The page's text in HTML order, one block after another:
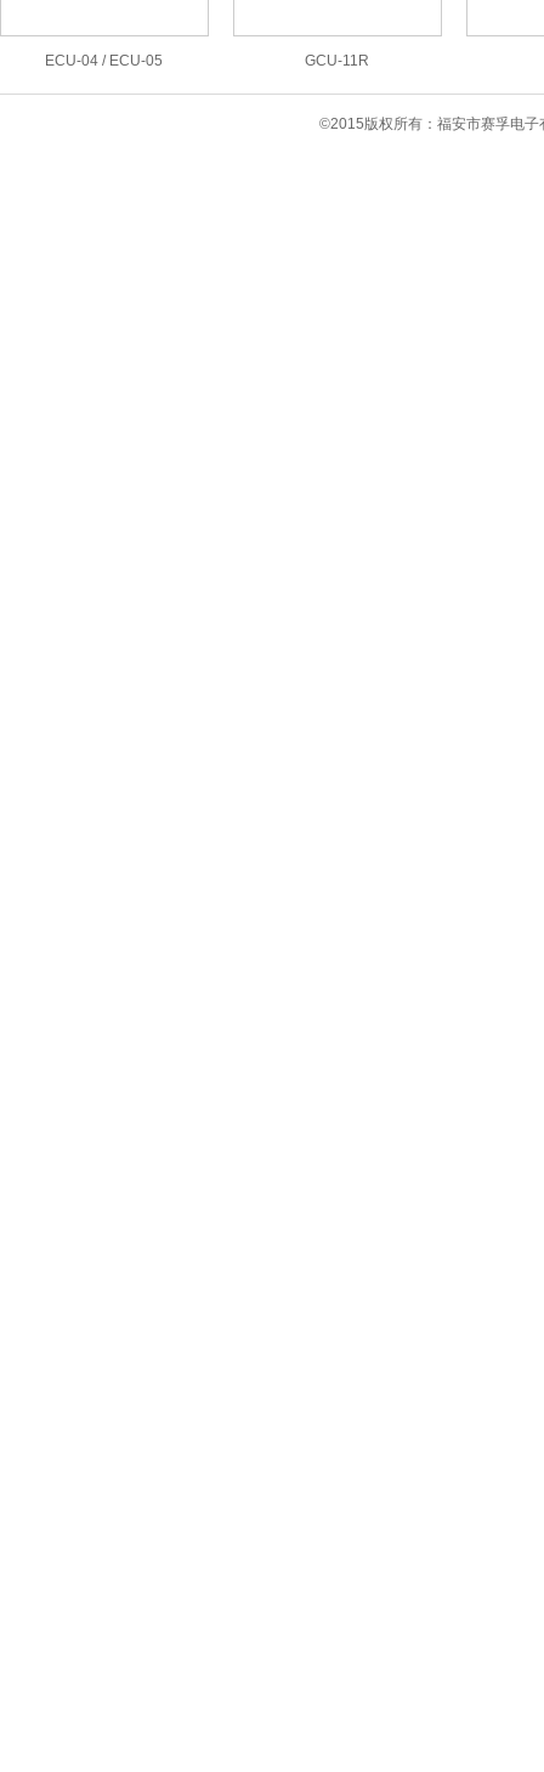
ECU-04 / ECU-05 GCU-11R
©2015版权所有：福安市赛孚电